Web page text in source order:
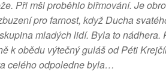
Při mši proběhlo biřmování. Je
pro farnost, když Ducha
mladých lidí. Byla to nádhera.
k obědu výtečný guláš od Péti
celého odpoledne byla…